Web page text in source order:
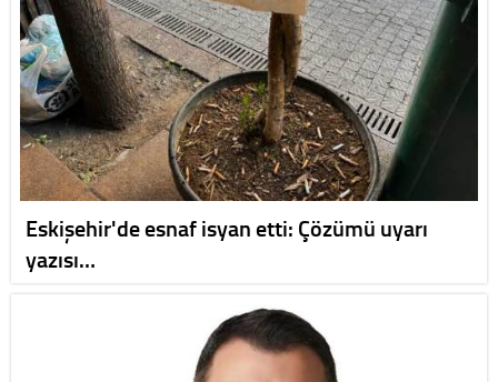
Eskişehir'de esnaf isyan etti: Çözümü uyarı
yazısı…